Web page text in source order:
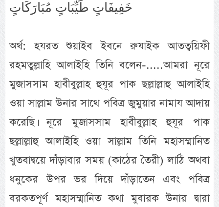
خَفِيفَاتٍ طَيِّبَاتٍ مُبَارَكَاتٍ
অর্থ: হযরত শুয়াইব ইবনে রুযাইক আতত্বয়িফী
রহমতুল্লাহি আলাইহি তিনি বলেন-.....আমরা নূরে
মুজাসসাম হাবীবুল্লাহ হুযূর পাক ছল্লাল্লাহু আলাইহি
ওয়া সাল্লাম উনার সাথে পবিত্র জুমুয়ার নামায আদায়
করেছি। নূরে মুজাসসাম হাবীবুল্লাহ হুযূর পাক
ছল্লাল্লাহু আলাইহি ওয়া সাল্লাম তিনি মহাসম্মানিত
খুতবাদ্বয়ে দাঁড়াবার সময় (কাঠের তৈরী) লাঠি অথবা
ধনুকের উপর ভর দিয়ে দাঁড়াতেন এবং পবিত্র
বরকতপূর্ণ মহাসম্মানিত কথা মুবারক উনার দ্বারা